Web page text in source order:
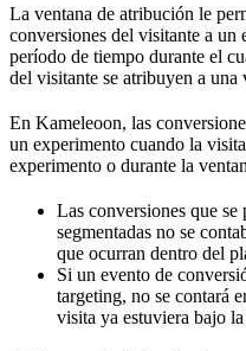
La ventana de atribución le
conversiones del visitante a
período de tiempo durante el
del visitante se atribuyen a una
En Kameleoon, las
un experimento cuando la
experimento o durante la
Las conversiones que
segmentadas no se
que ocurran dentro del
Si un evento de
targeting, no se contará
visita ya estuviera bajo